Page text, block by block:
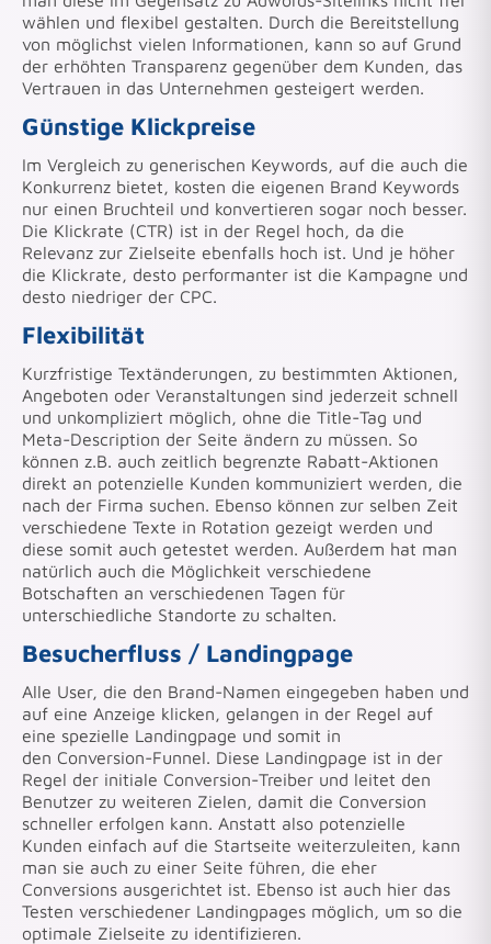
wählen und flexibel gestalten. Durch die Bereitstellung
von möglichst vielen Informationen, kann so auf Grund
der erhöhten Transparenz gegenüber dem Kunden, das
Vertrauen in das Unternehmen gesteigert werden.
Günstige Klickpreise
Im Vergleich zu generischen Keywords, auf die auch die
Konkurrenz bietet, kosten die eigenen Brand Keywords
nur einen Bruchteil und konvertieren sogar noch besser.
Die Klickrate (CTR) ist in der Regel hoch, da die
Relevanz zur Zielseite ebenfalls hoch ist. Und je höher
die Klickrate, desto performanter ist die Kampagne und
desto niedriger der CPC.
Flexibilität
Kurzfristige Textänderungen, zu bestimmten Aktionen,
Angeboten oder Veranstaltungen sind jederzeit schnell
und unkompliziert möglich, ohne die Title-Tag und
Meta-Description der Seite ändern zu müssen. So
können z.B. auch zeitlich begrenzte Rabatt-Aktionen
direkt an potenzielle Kunden kommuniziert werden, die
nach der Firma suchen. Ebenso können zur selben Zeit
verschiedene Texte in Rotation gezeigt werden und
diese somit auch getestet werden. Außerdem hat man
natürlich auch die Möglichkeit verschiedene
Botschaften an verschiedenen Tagen für
unterschiedliche Standorte zu schalten.
Besucherfluss / Landingpage
Alle User, die den Brand-Namen eingegeben haben und
auf eine Anzeige klicken, gelangen in der Regel auf
eine spezielle Landingpage und somit in
den Conversion-Funnel. Diese Landingpage ist in der
Regel der initiale Conversion-Treiber und leitet den
Benutzer zu weiteren Zielen, damit die Conversion
schneller erfolgen kann. Anstatt also potenzielle
Kunden einfach auf die Startseite weiterzuleiten, kann
man sie auch zu einer Seite führen, die eher
Conversions ausgerichtet ist. Ebenso ist auch hier das
Testen verschiedener Landingpages möglich, um so die
optimale Zielseite zu identifizieren.